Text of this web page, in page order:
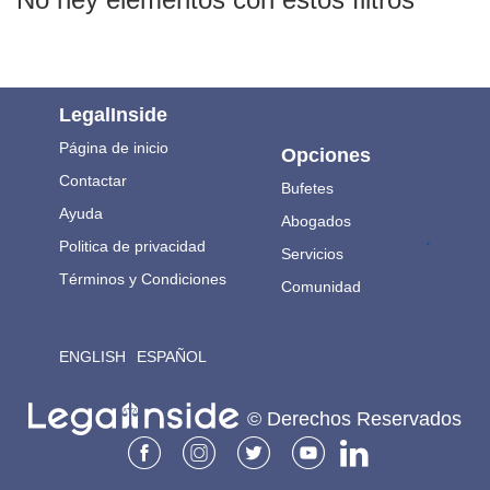
LegalInside
Página de inicio
Contactar
Ayuda
Politica de privacidad
Términos y Condiciones
ENGLISH ESPAÑOL
Opciones
Bufetes
Abogados
Servicios
Comunidad
.
© Derechos Reservados